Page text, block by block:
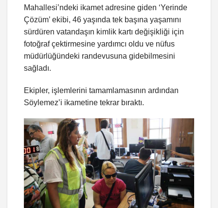
Mahallesi’ndeki ikamet adresine giden ‘Yerinde
Çözüm’ ekibi, 46 yaşında tek başına yaşamını
sürdüren vatandaşın kimlik kartı değişikliği için
fotoğraf çektirmesine yardımcı oldu ve nüfus
müdürlüğündeki randevusuna gidebilmesini
sağladı.
Ekipler, işlemlerini tamamlamasının ardından
Söylemez’i ikametine tekrar bıraktı.